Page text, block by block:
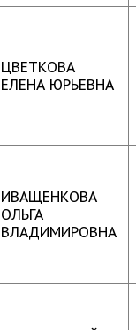
ЦВЕТКОВА
ЕЛЕНА ЮРЬЕВНА
ИВАЩЕНКОВА
ОЛЬГА
ВЛАДИМИРОВНА